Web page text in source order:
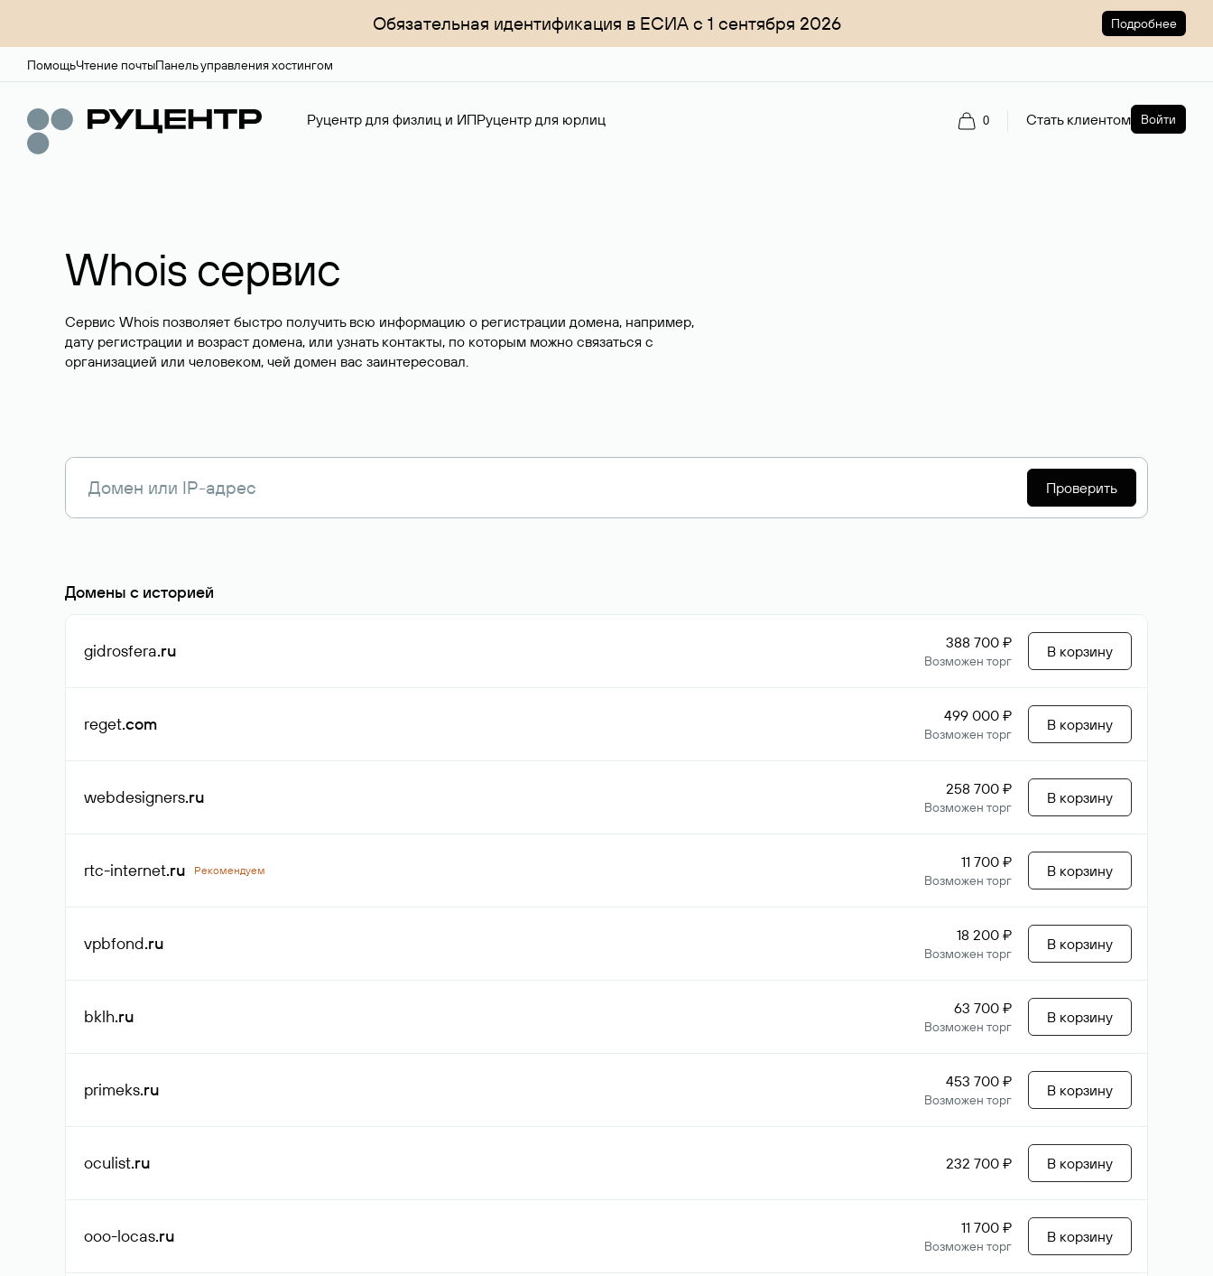
Обязательная идентификация в ЕСИА с 1 сентября 2026 Подробнее
ПомощьЧтение почтыПанель управления хостингом
Руцентр для физлиц и ИПРуцентр для юрлиц 0 Стать клиентом Войти
Whois сервис
Сервис Whois позволяет быстро получить всю информацию о регистрации домена, например,
дату регистрации и возраст домена, или узнать контакты, по которым можно связаться с
организацией или человеком, чей домен вас заинтересовал.
Проверить
Домены с историей
gidrosfera.ru 388 700 ₽
Возможен торг
В корзину
reget.com 499 000 ₽
Возможен торг
В корзину
webdesigners.ru 258 700 ₽
Возможен торг
В корзину
rtc-internet.ru Рекомендуем 11 700 ₽
Возможен торг
В корзину
vpbfond.ru 18 200 ₽
Возможен торг
В корзину
bklh.ru 63 700 ₽
Возможен торг
В корзину
primeks.ru 453 700 ₽
Возможен торг
В корзину
oculist.ru 232 700 ₽ В корзину
ooo-locas.ru 11 700 ₽
Возможен торг
В корзину